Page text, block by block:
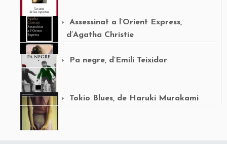
Assessinat a l’Orient Express,
d’Agatha Christie
Pa negre, d’Emili Teixidor
Tokio Blues, de Haruki Murakami